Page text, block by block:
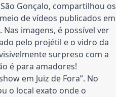
Gonçalo, compartilhou os
de vídeos publicados em
imagens, é possível ver
pelo projétil e o vidro da
surpreso com a
é para amadores!
em Juiz de Fora”. No
o local exato onde o